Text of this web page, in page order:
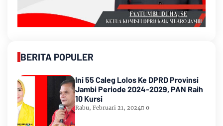
BERITA POPULER
Ini 55 Caleg Lolos Ke DPRD Provinsi
Jambi Periode 2024-2029, PAN Raih
10 Kursi
Rabu, Februari 21, 2024 0